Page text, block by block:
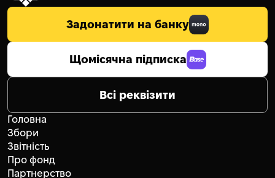
Задонатити на банку
Щомісячна підписка
Всі реквізити
Головна
Збори
Звітність
Про фонд
Партнерство